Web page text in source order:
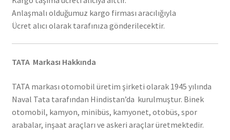
Anlaşmalı olduğumuz kargo firması aracılığıyla
Ücret alıcı olarak tarafınıza gönderilecektir.
TATA Markası Hakkında
TATA markası otomobil üretim şirketi olarak 1945 yılında
Naval Tata tarafından Hindistan’da kurulmuştur. Binek
otomobil, kamyon, minibüs, kamyonet, otobüs, spor
arabalar, inşaat araçları ve askeri araçlar üretmektedir.